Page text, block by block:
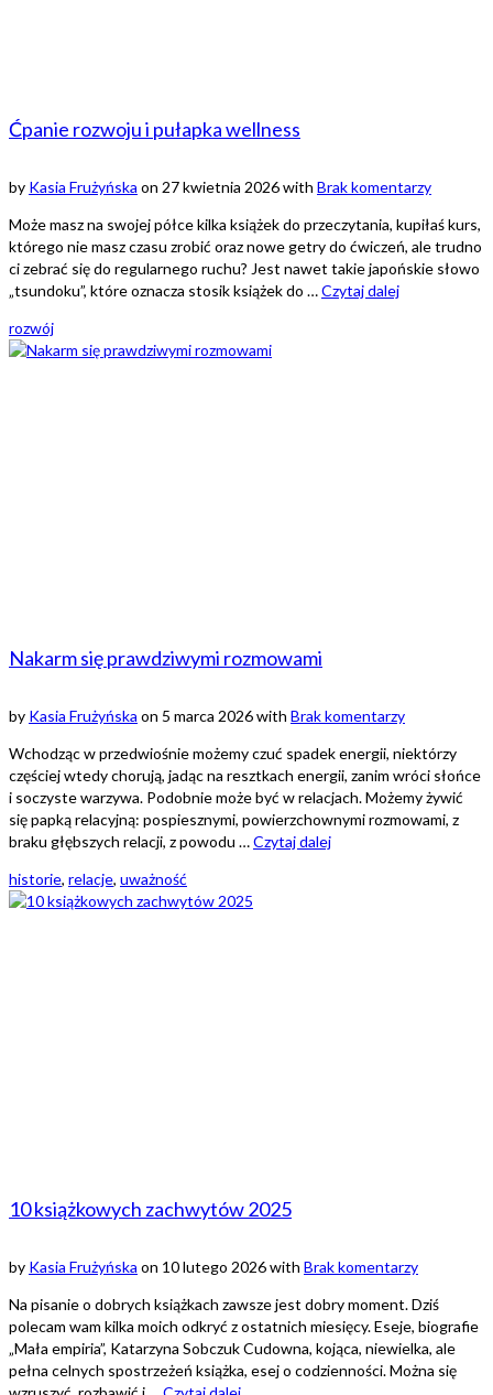
Ćpanie rozwoju i pułapka wellness
by Kasia Frużyńska on 27 kwietnia 2026with Brak komentarzy
Może masz na swojej półce kilka książek do przeczytania, kupiłaś kurs,
którego nie masz czasu zrobić oraz nowe getry do ćwiczeń, ale trudno
ci zebrać się do regularnego ruchu? Jest nawet takie japońskie słowo
„tsundoku”, które oznacza stosik książek do …Czytaj dalej
rozwój
Nakarm się prawdziwymi rozmowami
by Kasia Frużyńska on 5 marca 2026with Brak komentarzy
Wchodząc w przedwiośnie możemy czuć spadek energii, niektórzy
częściej wtedy chorują, jadąc na resztkach energii, zanim wróci słońce
i soczyste warzywa. Podobnie może być w relacjach. Możemy żywić
się papką relacyjną: pospiesznymi, powierzchownymi rozmowami, z
braku głębszych relacji, z powodu …Czytaj dalej
historie, relacje, uważność
10 książkowych zachwytów 2025
by Kasia Frużyńska on 10 lutego 2026with Brak komentarzy
Na pisanie o dobrych książkach zawsze jest dobry moment. Dziś
polecam wam kilka moich odkryć z ostatnich miesięcy. Eseje, biografie
„Mała empiria”, Katarzyna Sobczuk Cudowna, kojąca, niewielka, ale
pełna celnych spostrzeżeń książka, esej o codzienności. Można się